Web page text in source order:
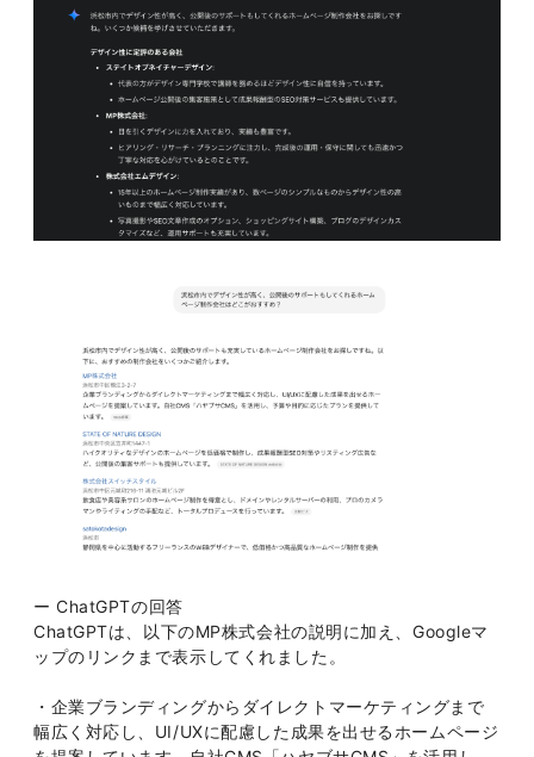
ー ChatGPTの回答
ChatGPTは、以下のMP株式会社の説明に加え、Googleマ
ップのリンクまで表示してくれました。
・企業ブランディングからダイレクトマーケティングまで
幅広く対応し、UI/UXに配慮した成果を出せるホームページ